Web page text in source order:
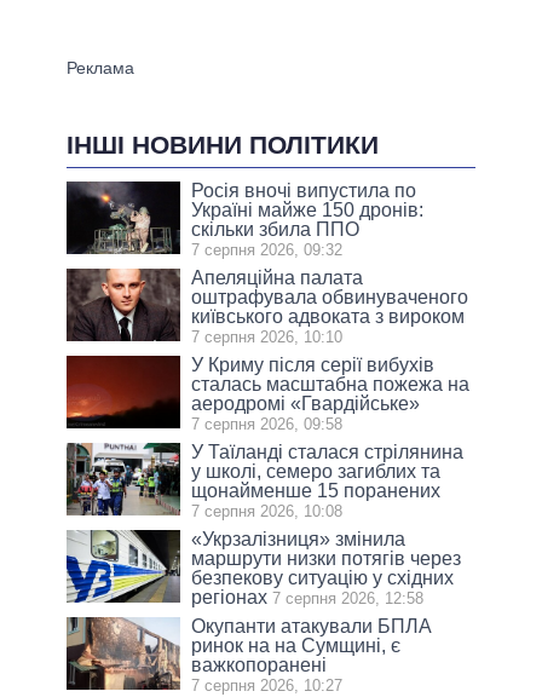
ІНШІ НОВИНИ ПОЛІТИКИ
Росія вночі випустила по
Україні майже 150 дронів:
скільки збила ППО
7 серпня 2026, 09:32
Апеляційна палата
оштрафувала обвинуваченого
київського адвоката з вироком
7 серпня 2026, 10:10
У Криму після серії вибухів
сталась масштабна пожежа на
аеродромі «Гвардійське»
7 серпня 2026, 09:58
У Таїланді сталася стрілянина
у школі, семеро загиблих та
щонайменше 15 поранених
7 серпня 2026, 10:08
«Укрзалізниця» змінила
маршрути низки потягів через
безпекову ситуацію у східних
регіонах 7 серпня 2026, 12:58
Окупанти атакували БПЛА
ринок на на Сумщині, є
важкопоранені
7 серпня 2026, 10:27